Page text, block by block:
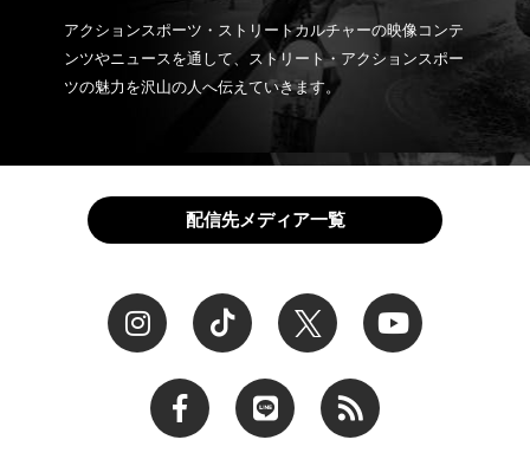
アクションスポーツ・ストリートカルチャーの映像コンテ
ンツやニュースを通して、ストリート・アクションスポー
ツの魅力を沢山の人へ伝えていきます。
配信先メディア一覧